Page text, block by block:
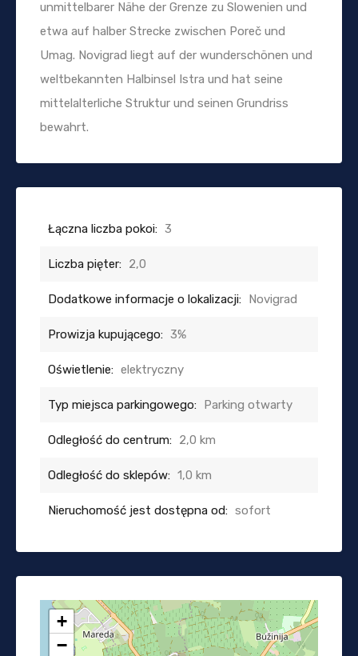
unmittelbarer Nähe der Grenze zu Slowenien und
etwa auf halber Strecke zwischen Poreč und
Umag. Novigrad liegt auf der wunderschönen und
weltbekannten Halbinsel Istra und hat seine
mittelalterliche Struktur und seinen Grundriss
bewahrt.
Łączna liczba pokoi: 3
Liczba pięter: 2,0
Dodatkowe informacje o lokalizacji: Novigrad
Prowizja kupującego: 3%
Oświetlenie: elektryczny
Typ miejsca parkingowego: Parking otwarty
Odległość do centrum: 2,0 km
Odległość do sklepów: 1,0 km
Nieruchomość jest dostępna od: sofort
+
−